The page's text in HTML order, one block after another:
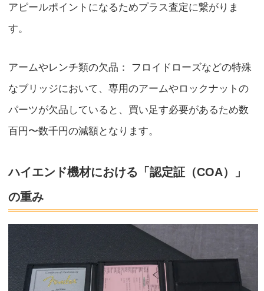
アピールポイントになるためプラス査定に繋がりま
す。
アームやレンチ類の欠品： フロイドローズなどの特殊
なブリッジにおいて、専用のアームやロックナットの
パーツが欠品していると、買い足す必要があるため数
百円〜数千円の減額となります。
ハイエンド機材における「認定証（COA）」
の重み